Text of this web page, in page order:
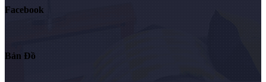
Facebook
Bản Đồ